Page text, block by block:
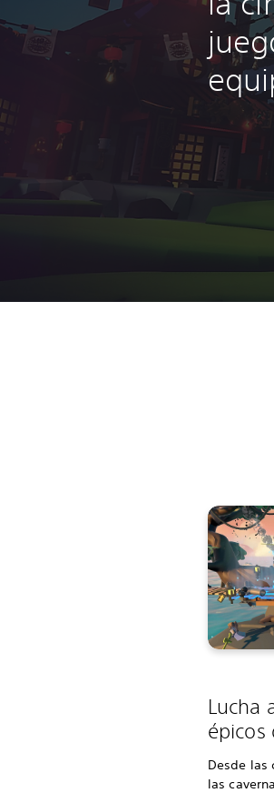
Lucha
épicos
Desde las
las